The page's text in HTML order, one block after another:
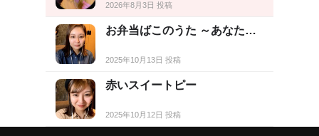
2026年8月3日 投稿
お弁当ばこのうた ～あなた…
2025年10月13日 投稿
赤いスイートピー
2025年10月12日 投稿